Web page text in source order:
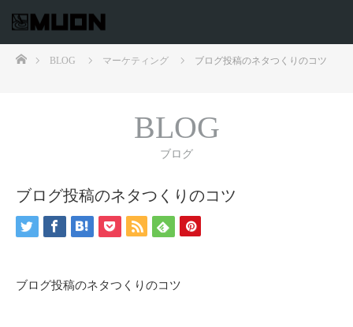
ホームBLOG マーケティング ブログ投稿のネタつくりのコツ
BLOG
ブログ
ブログ投稿のネタつくりのコツ
ブログ投稿のネタつくりのコツ